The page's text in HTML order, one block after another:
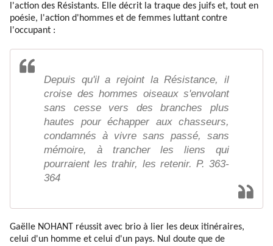
l'action des Résistants. Elle décrit la traque des juifs et, tout en
poésie, l'action d'hommes et de femmes luttant contre
l'occupant :
Depuis qu'il a rejoint la Résistance, il
croise des hommes oiseaux s'envolant
sans cesse vers des branches plus
hautes pour échapper aux chasseurs,
condamnés à vivre sans passé, sans
mémoire, à trancher les liens qui
pourraient les trahir, les retenir. P. 363-
364
Gaëlle NOHANT réussit avec brio à lier les deux itinéraires,
celui d'un homme et celui d'un pays. Nul doute que de